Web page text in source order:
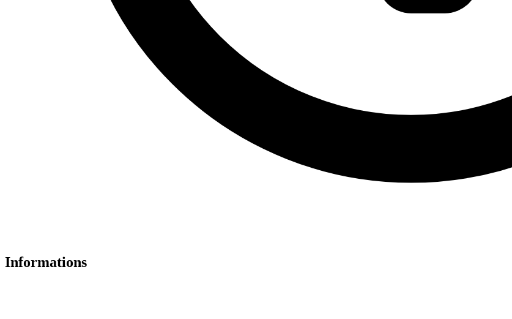
Informations